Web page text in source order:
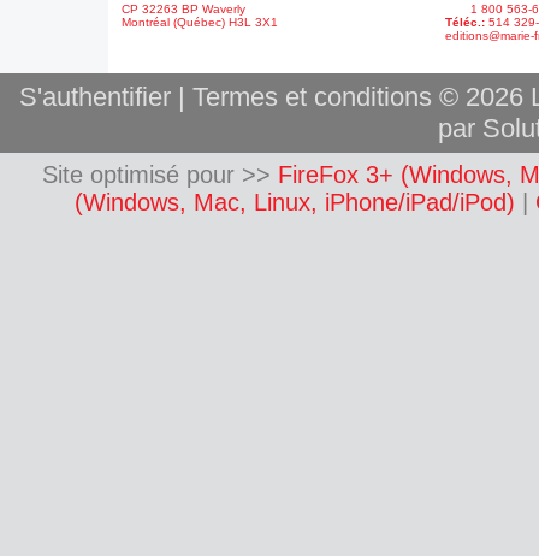
CP 32263 BP Waverly
Montréal (Québec) H3L 3X1
1 800 563-
Téléc.: 514
editions@marie-
S'authentifier| Termes et conditions © 2026
par
Site optimisé pour >> FireFox 3+ (Windows,
(Windows, Mac, Linux, iPhone/iPad/iPod)